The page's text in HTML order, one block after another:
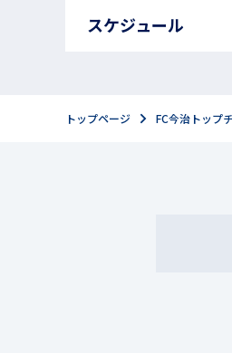
スケジュール
トップページ FC今治トップ